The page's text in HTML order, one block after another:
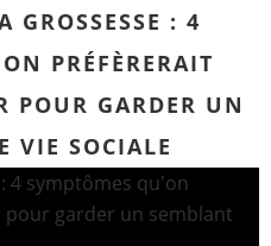
GROSSESSE : 4
PRÉFÈRERAIT
POUR GARDER UN
VIE SOCIALE